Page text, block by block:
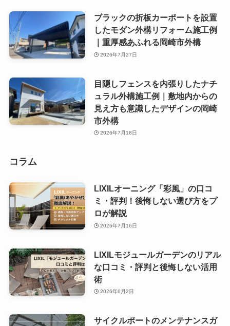
ブラックの折板カーポートを設置
したモダン外構リフォーム施工例
｜重厚感あふれる岡崎市外構
2026年7月27日
目隠しフェンスを内張りしたナチ
ュラル外構施工例｜敷地内からの
見え方も意識したデザインの岡崎
市外構
2026年7月18日
コラム
LIXILオーニング「彩風」の口コ
ミ・評判！後悔しない選び方をプ
ロが解説
2026年7月16日
LIXILモジュールガーデンのリアル
な口コミ・評判と後悔しない活用
術
2026年6月2日
サイクルポートのメンテナンスガ